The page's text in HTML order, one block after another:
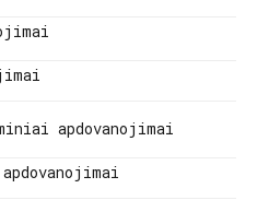
apdovanojimai